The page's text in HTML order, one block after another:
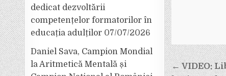
← VIDEO:
dedicat dezvoltării
competențelor formatorilor în
educația adulților 07/07/2026
Daniel Sava, Campion Mondial
la Aritmetică Mentală și